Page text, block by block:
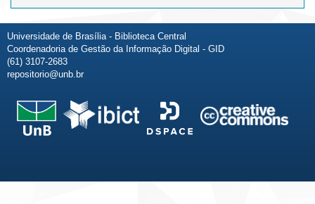
Universidade de Brasília - Biblioteca Central
Coordenadoria de Gestão da Informação Digital - GID
(61) 3107-2683
repositorio@unb.br